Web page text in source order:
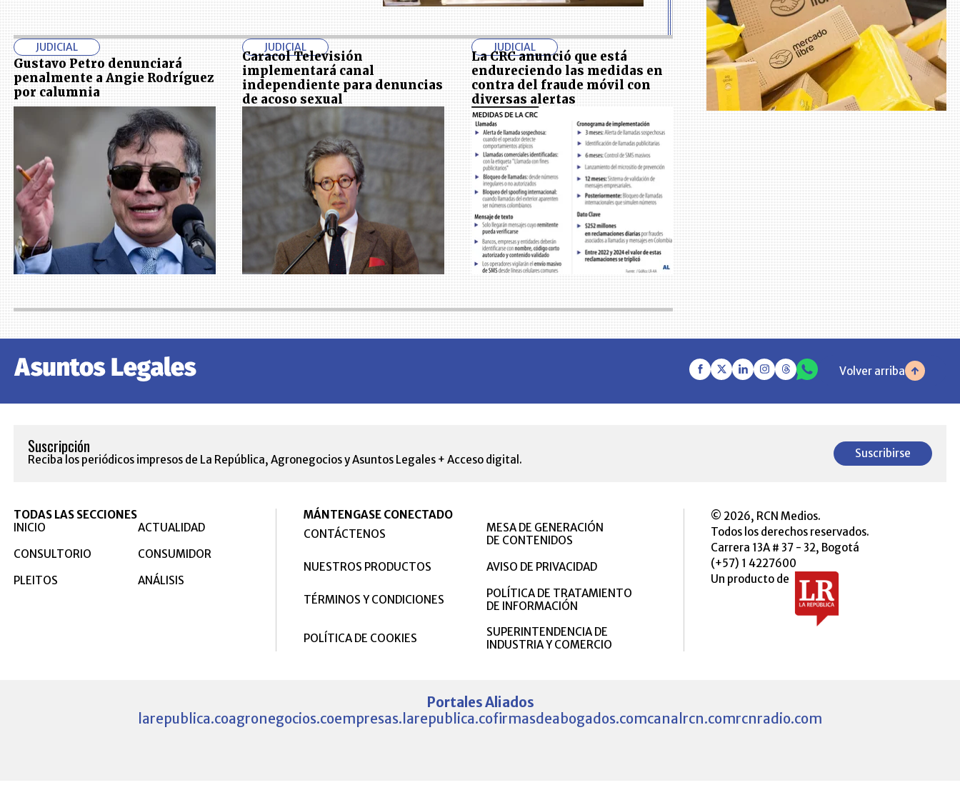
JUDICIAL
Gustavo Petro denunciará
penalmente a Angie Rodríguez
por calumnia
JUDICIAL
Caracol Televisión
implementará canal
independiente para denuncias
de acoso sexual
JUDICIAL
La CRC anunció que está
endureciendo las medidas en
contra del fraude móvil con
diversas alertas
Volver arriba
Suscripción
Reciba los periódicos impresos de La República, Agronegocios y Asuntos Legales + Acceso digital. Suscribirse
TODAS LAS SECCIONES
INICIO
ACTUALIDAD
CONSULTORIO
CONSUMIDOR
PLEITOS
ANÁLISIS
MÁNTENGASE CONECTADO
CONTÁCTENOS
MESA DE GENERACIÓN
DE CONTENIDOS
NUESTROS PRODUCTOS
AVISO DE PRIVACIDAD
TÉRMINOS Y CONDICIONES
POLÍTICA DE TRATAMIENTO
DE INFORMACIÓN
POLÍTICA DE COOKIES
SUPERINTENDENCIA DE
INDUSTRIA Y COMERCIO
© 2026, RCN Medios.
Todos los derechos reservados.
Carrera 13A # 37 - 32, Bogotá
(+57) 1 4227600
Un producto de
Portales Aliados
larepublica.coagronegocios.coempresas.larepublica.cofirmasdeabogados.comcanalrcn.comrcnradio.com